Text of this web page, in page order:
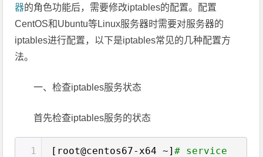
器的角色功能后，需要修改iptables的配置。配置
CentOS和Ubuntu等Linux服务器时需要对服务器的
iptables进行配置，以下是iptables常见的几种配置方
法。
一、检查iptables服务状态
首先检查iptables服务的状态
1
[root@centos67-x64 ~]# service